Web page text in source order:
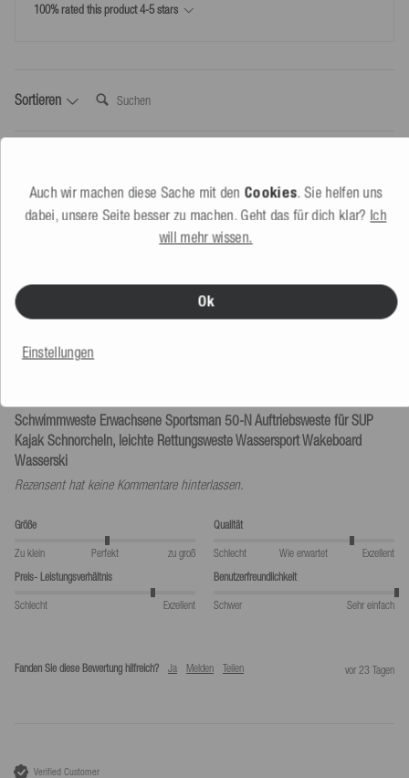
Paketabmessung Länge (cm)
bereitgestellte Retourenlabel genutzt wird.
100% rated this product 4-5 stars
Sortieren Suchen:
Verified Customer
Wieder kaufen:
Ja
Schwimmweste Erwachsene Sportsman 50-N Auftriebsweste für SUP
Kajak Schnorcheln, leichte Rettungsweste Wassersport Wakeboard
Wasserski
Rezensent hat keine Kommentare hinterlassen.
Größe
Zu klein Perfekt zu groß
Qualität
Schlecht Wie erwartet
Exzellent
Preis- Leistungsverhältnis
Schlecht Exzellent
Benutzerfreundlichkeit
Schwer Sehr einfach
Fanden Sie diese Bewertung hilfreich? Ja Melden Teilen vor 23 Tagen
Verified Customer
Auch wir machen diese Sache mit den Cookies. Sie helfen uns
dabei, unsere Seite besser zu machen. Geht das für dich klar? Ich
will mehr wissen.
Ok
Einstellungen